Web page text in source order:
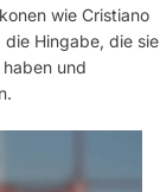
wie Cristiano
die Hingabe, die sie
und